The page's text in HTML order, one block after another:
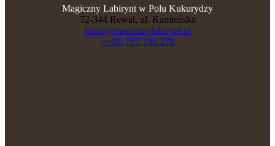
Magiczny Labirynt w Polu Kukurydzy
72-344 Rewal, ul. Kamieńska
biuro@magicznylabirynt.pl
(+48) 797 746 276